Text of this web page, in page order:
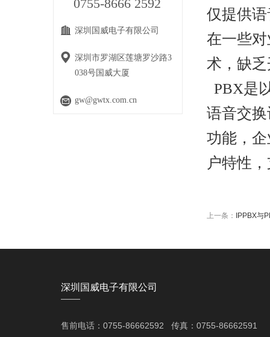
0755-8666 2592
深圳国威电子有限公司
深圳市罗湖区莲塘罗沙路3
038号国威大厦
gw@gwtx.com.cn
仅提供
在一些
术，缺
PBX是
语音交
功能，
户特性
上一条： IPPBX与
深圳国威电子有限公司
——
售前电话：0755-86662592 传真：0755-86662591